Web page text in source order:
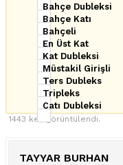
Bahçe Dubleksi
Bahçe Katı
Bahçeli
En Üst Kat
Kat Dubleksi
Müstakil Girişli
Ters Dubleks
Tripleks
Çatı Dubleksi
1443 kez görüntülendi.
TAYYAR BURHAN